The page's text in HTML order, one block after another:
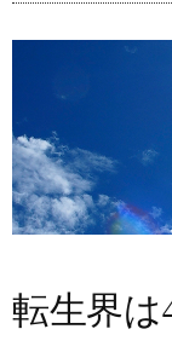
転生界は